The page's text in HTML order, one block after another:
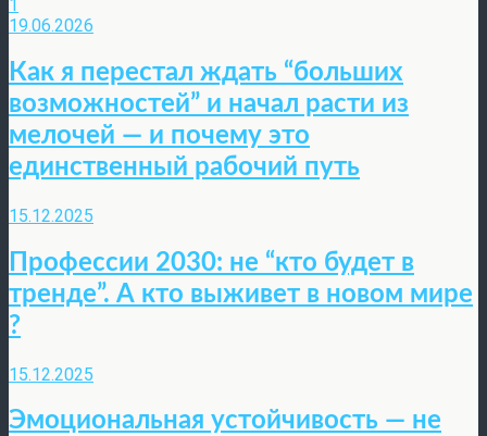
1
19.06.2026
Как я перестал ждать “больших
возможностей” и начал расти из
мелочей — и почему это
единственный рабочий путь
15.12.2025
Профессии 2030: не “кто будет в
тренде”. А кто выживет в новом мире
?
15.12.2025
Эмоциональная устойчивость — не